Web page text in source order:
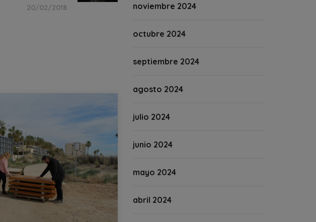
20/02/2018 noviembre 2024
octubre 2024
septiembre 2024
agosto 2024
julio 2024
junio 2024
mayo 2024
abril 2024